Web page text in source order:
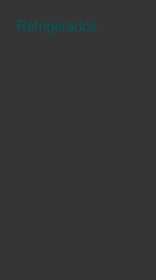
Refrigerados